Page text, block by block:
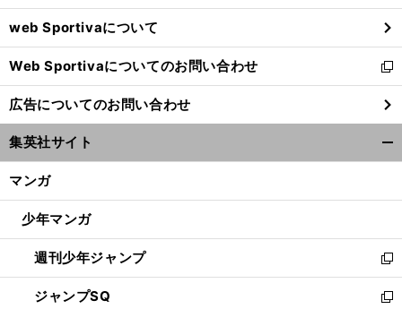
ウ
で
開
く
web Sportivaについて
Web Sportivaについてのお問い合わせ
新
し
い
ウ
ィ
ン
ウ
開
く
広告についてのお問い合わせ
集英社サイト
マンガ
少年マンガ
週刊少年ジャンプ
新
し
い
ジャンプSQ
新